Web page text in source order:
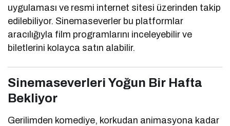
uygulaması ve resmi internet sitesi üzerinden takip
edilebiliyor. Sinemaseverler bu platformlar
aracılığıyla film programlarını inceleyebilir ve
biletlerini kolayca satın alabilir.
Sinemaseverleri Yoğun Bir Hafta
Bekliyor
Gerilimden komediye, korkudan animasyona kadar